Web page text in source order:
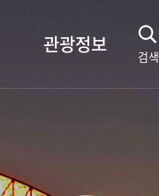
장항습지
관광정보
문화관광해설사 예약하기
검색